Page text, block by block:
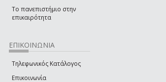
Το πανεπιστήμιο στην
επικαιρότητα
ΕΠΙΚΟΙΝΩΝΙΑ
Τηλεφωνικός Κατάλογος
Επικοινωνία